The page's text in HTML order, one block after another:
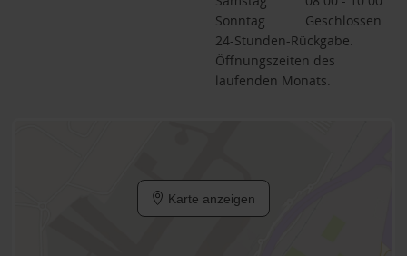
Sonntag
Geschlossen
24-Stunden-Rückgabe.
Öffnungszeiten des
laufenden Monats.
Karte anzeigen